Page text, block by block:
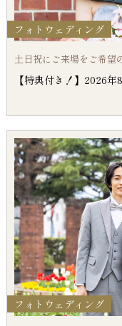
フォトウェディング
土日祝にご来場をご希
【特典付き！】2026
フォトウェディング